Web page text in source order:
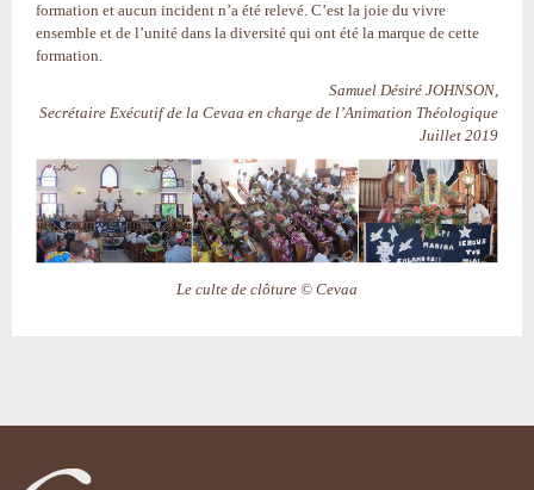
formation et aucun incident n’a été relevé. C’est la joie du vivre
ensemble et de l’unité dans la diversité qui ont été la marque de cette
formation.
Samuel Désiré JOHNSON,
Secrétaire Exécutif de la Cevaa en charge de l’Animation Théologique
Juillet 2019
Le culte de clôture © Cevaa
document